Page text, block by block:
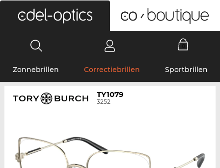
Zonnebrillen Correctiebrillen Sportbrillen
TY1079
3252